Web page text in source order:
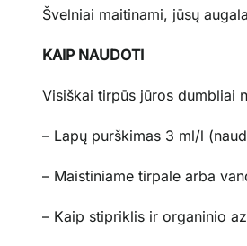
Švelniai maitinami, jūsų
KAIP NAUDOTI
Visiškai tirpūs jūros dumbliai
– Lapų purškimas 3 ml/l
– Maistiniame tirpale arba
– Kaip stipriklis ir organinio